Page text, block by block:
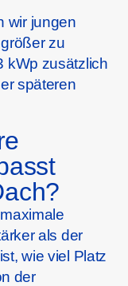
wir jungen
zu
kWp zusätzlich
späteren
als der
wie viel Platz
der